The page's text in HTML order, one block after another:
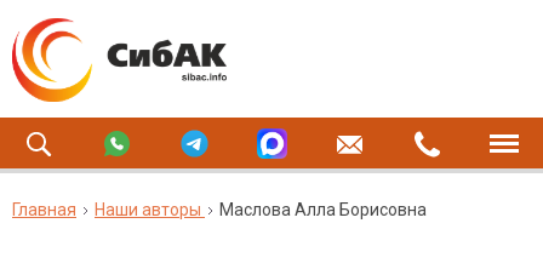
Главная Наши авторы Маслова Алла Борисовна